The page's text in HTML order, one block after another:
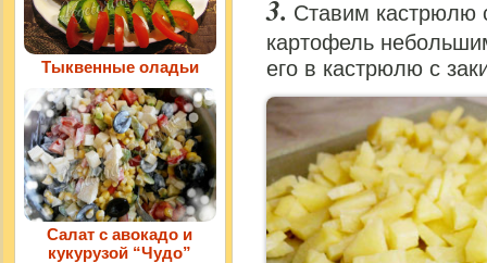
Ставим кастрюлю
картофель
его в кастрюлю с
Тыквенные оладьи
Салат с авокадо и
кукурузой “Чудо”